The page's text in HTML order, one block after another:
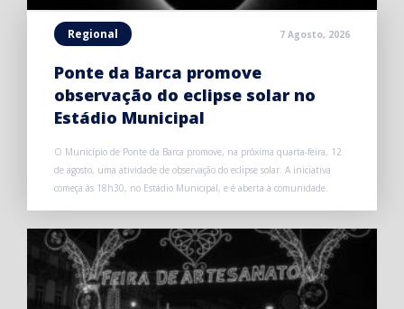
Regional 7 Agosto, 2026
Ponte da Barca promove
observação do eclipse solar no
Estádio Municipal
O Município de Ponte da Barca promove, na próxima quarta-feira, 12
de agosto, uma atividade de observação do eclipse solar. A iniciativa
começa às 18h30, no Estádio Municipal, e é aberta à comunidade.